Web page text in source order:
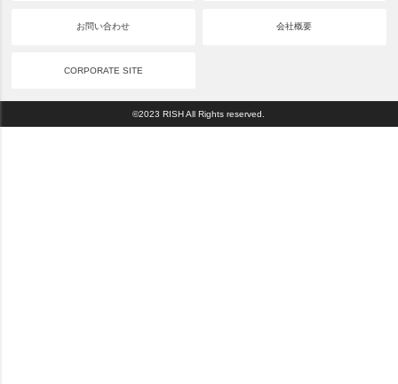
お問い合わせ 会社概要
CORPORATE SITE
©2023 RISH All Rights reserved.